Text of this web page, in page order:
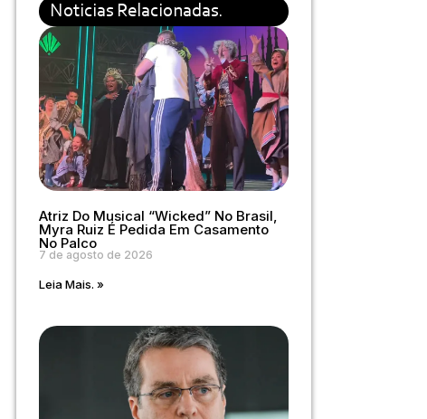
Noticias Relacionadas.
Atriz Do Musical “Wicked” No Brasil,
Myra Ruiz É Pedida Em Casamento
No Palco
7 de agosto de 2026
Leia Mais. »